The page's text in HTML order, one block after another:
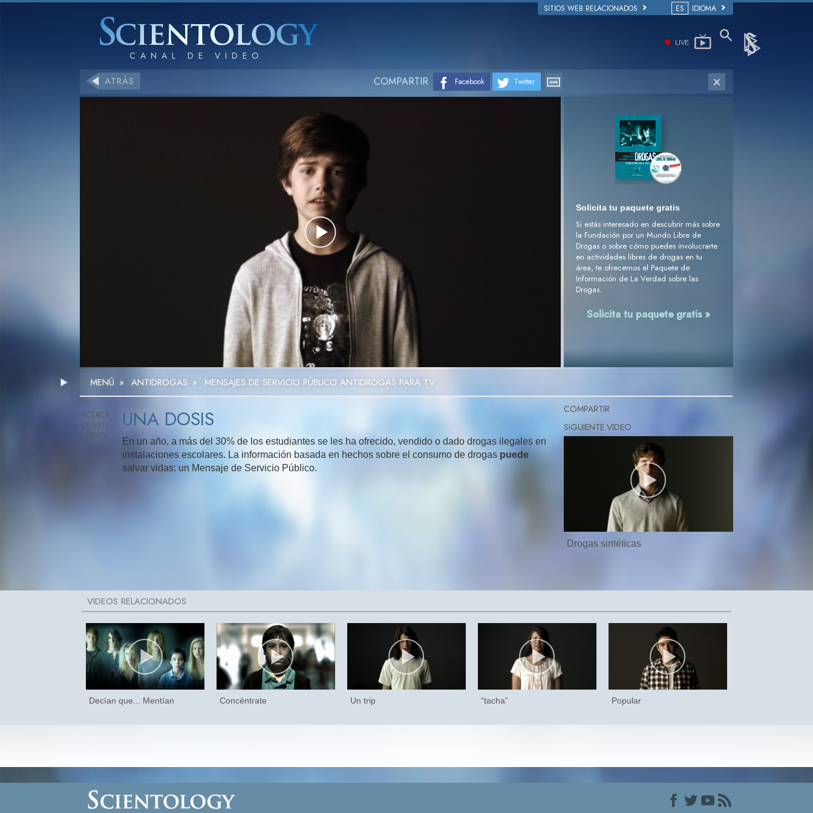
SITIOS WEB RELACIONADOS ES IDIOMA
LIVE
ATRÁS COMPARTIR Facebook Twitter
Play
Video
MENÚ » ANTIDROGAS » MENSAJES DE SERVICIO PÚBLICO ANTIDROGAS PARA TV
Solicita tu paquete gratis
Si estás interesado en descubrir más sobre
la Fundación por un Mundo Libre de
Drogas o sobre cómo puedes involucrarte
en actividades libres de drogas en tu
área, te ofrecemos el Paquete de
Información de La Verdad sobre las
Drogas.
Solicita tu paquete gratis »
UNA DOSIS
En un año, a más del 30% de los estudiantes se les ha ofrecido, vendido o dado drogas ilegales en
instalaciones escolares. La información basada en hechos sobre el consumo de drogas puede
salvar vidas: un Mensaje de Servicio Público.
COMPARTIR
Drogas sintéticas
Decían que... Mentían Concéntrate Un trip “tacha” Popular